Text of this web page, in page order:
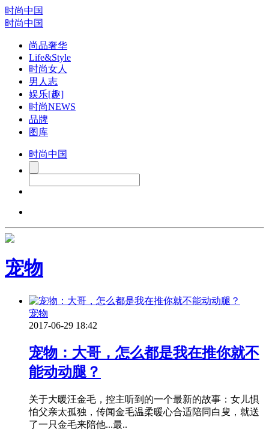
时尚中国
时尚中国
尚品奢华
Life&Style
时尚女人
男人志
娱乐[趣]
时尚NEWS
品牌
图库
时尚中国
宠物
宠物
2017-06-29 18:42
宠物：大哥，怎么都是我在推你就不
能动动腿？
关于大暖汪金毛，控主听到的一个最新的故事：女儿惧
怕父亲太孤独，传闻金毛温柔暖心合适陪同白叟，就送
了一只金毛来陪他...最..